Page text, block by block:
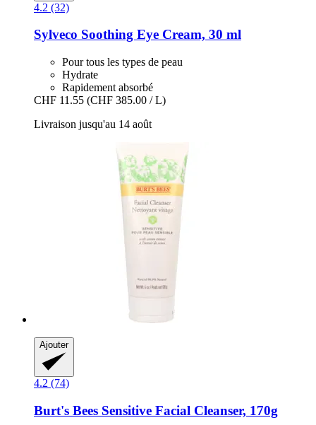
4.2 (32)
Sylveco Soothing Eye Cream, 30 ml
Pour tous les types de peau
Hydrate
Rapidement absorbé
CHF 11.55 (CHF 385.00 / L)
Livraison jusqu'au 14 août
Ajouter
4.2 (74)
Burt's Bees Sensitive Facial Cleanser, 170g